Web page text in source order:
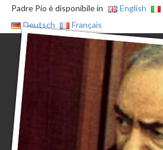
Padre Pio è disponibile in English
Deutsch
Français